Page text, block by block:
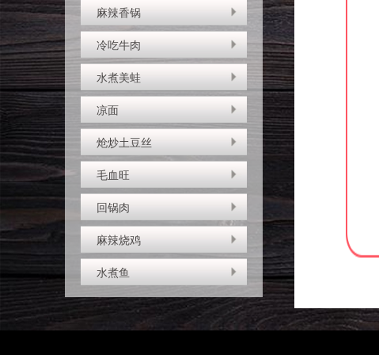
麻辣香锅
冷吃牛肉
水煮美蛙
凉面
炝炒土豆丝
毛血旺
回锅肉
麻辣烧鸡
水煮鱼